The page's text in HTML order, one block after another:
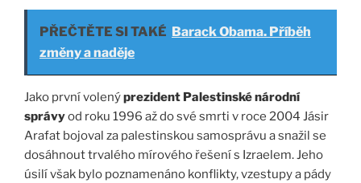
PŘEČTĚTE SI TAKÉ Barack Obama. Příběh
změny a naděje
Jako první volenýprezident Palestinské národní
správyod roku 1996 až do své smrti v roce 2004 Jásir
Arafat bojoval za palestinskou samosprávu a snažil se
dosáhnout trvalého mírového řešení s Izraelem. Jeho
úsilí však bylo poznamenáno konflikty, vzestupy a pády